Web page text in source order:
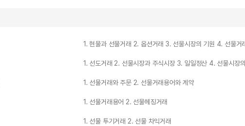
1. 현물과 선물거래 2. 옵션거래 3. 선물시장의 기원 4. 선물거
1. 선도거래 2. 선물시장과 주식시장 3. 일일정산 4. 선물시장
1. 선물거래와 주문 2. 선물거래용어와 계약
1. 선물거래용어 2. 선물헤징거래
1. 선물 투기거래 2. 선물 차익거래